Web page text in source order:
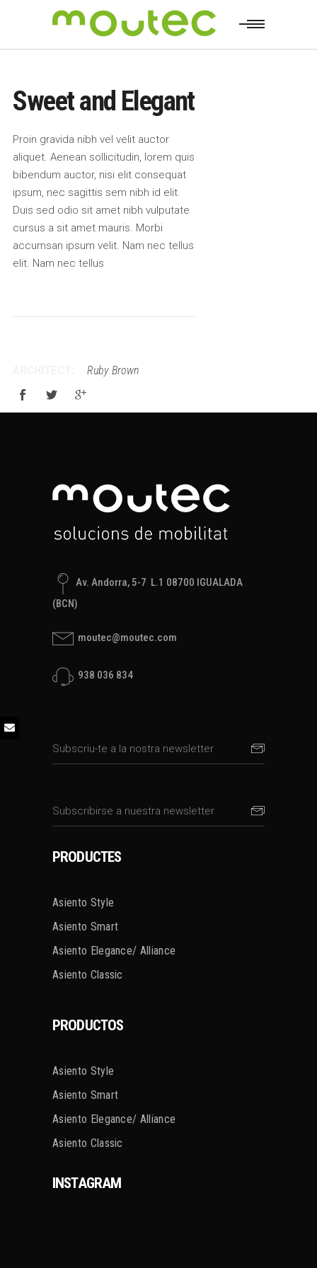
Sweet and Elegant
Proin gravida nibh vel velit auctor
aliquet. Aenean sollicitudin, lorem quis
bibendum auctor, nisi elit consequat
ipsum, nec sagittis sem nibh id elit.
Duis sed odio sit amet nibh vulputate
cursus a sit amet mauris. Morbi
accumsan ipsum velit. Nam nec tellus
elit. Nam nec tellus
Ruby Brown
Av. Andorra, 5-7 L.1 08700 IGUALADA
(BCN)
moutec@moutec.com
938 036 834
PRODUCTES
Asiento Style
Asiento Smart
Asiento Elegance/ Alliance
Asiento Classic
PRODUCTOS
Asiento Style
Asiento Smart
Asiento Elegance/ Alliance
Asiento Classic
INSTAGRAM